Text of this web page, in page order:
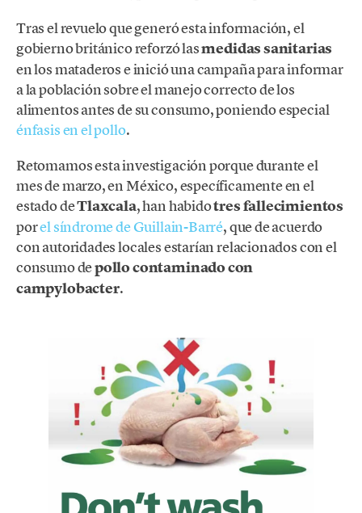
Tras el revuelo que generó esta información, el
gobierno británico reforzó lasmedidas sanitarias
en los mataderos e inició una campaña para informar
a la población sobre el manejo correcto de los
alimentos antes de su consumo, poniendo especial
énfasis en el pollo.
Retomamos esta investigación porque durante el
mes de marzo, en México, específicamente en el
estado deTlaxcala, han habidotres fallecimientos
porel síndrome de Guillain-Barré, que de acuerdo
con autoridades locales estarían relacionados con el
consumo depollo contaminado con
campylobacter.